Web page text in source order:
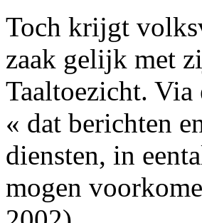
Toch krijgt
zaak gelijk met
Taaltoezicht. Via
« dat berichten
diensten, in
mogen